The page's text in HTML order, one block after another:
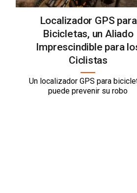
Localizador GPS para
Bicicletas, un Aliado
Imprescindible para
Ciclistas
Un localizador GPS para
puede prevenir su robo